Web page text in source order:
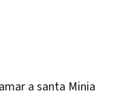
a santa Minia